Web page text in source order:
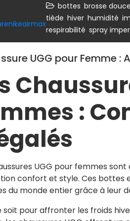
bottes brosse
tiède hiver humidité
respirabilité spray
UGG pour Femme :
:
UGG pour femmes
confort et style. Ces bottes
du monde entier grâce à leur
soit pour affronter les froids